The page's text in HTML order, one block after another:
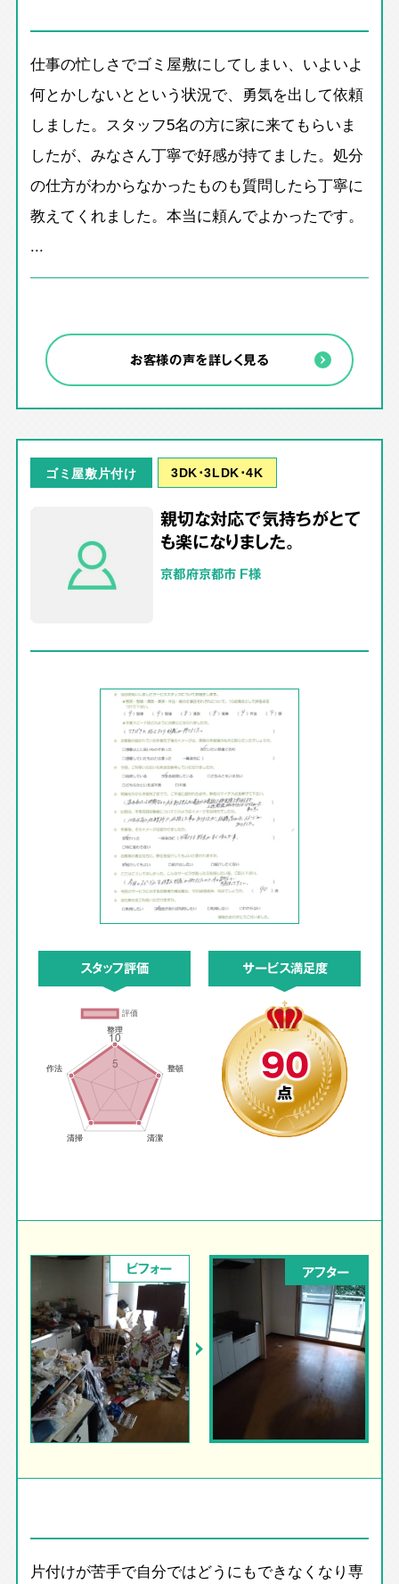
仕事の忙しさでゴミ屋敷にしてしまい、いよいよ
何とかしないとという状況で、勇気を出して依頼
しました。スタッフ5名の方に家に来てもらいま
したが、みなさん丁寧で好感が持てました。処分
の仕方がわからなかったものも質問したら丁寧に
教えてくれました。本当に頼んでよかったです。
...
お客様の声を詳しく見る
ゴミ屋敷片付け 3DK･3LDK･4K
親切な対応で気持ちがとて
も楽になりました。
京都府京都市 F様
スタッフ評価 サービス満足度
90
点
ビフォー アフター
片付けが苦手で自分ではどうにもできなくなり専